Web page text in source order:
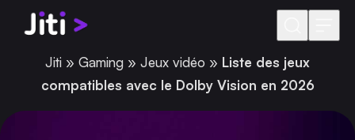
Aller au contenu
Jiti » Gaming » Jeux vidéo » Liste des jeux
compatibles avec le Dolby Vision en 2026